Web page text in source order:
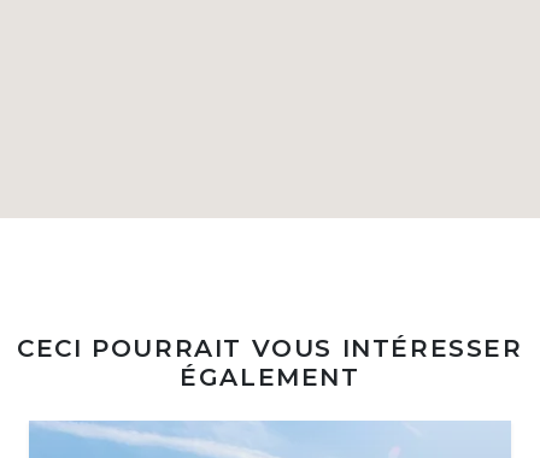
CECI POURRAIT VOUS INTÉRESSER
ÉGALEMENT